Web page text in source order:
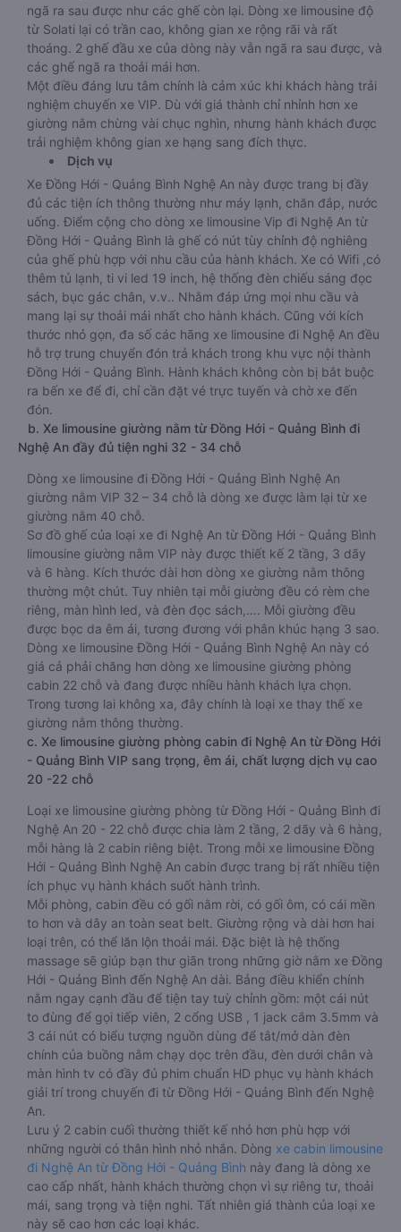
ngã ra sau được như các ghế còn lại. Dòng xe limousine độ
từ Solati lại có trần cao, không gian xe rộng rãi và rất
thoáng. 2 ghế đầu xe của dòng này vẫn ngã ra sau được, và
các ghế ngã ra thoải mái hơn.
Một điều đáng lưu tâm chính là cảm xúc khi khách hàng trải
nghiệm chuyến xe VIP. Dù với giá thành chỉ nhỉnh hơn xe
giường nằm chừng vài chục nghìn, nhưng hành khách được
trải nghiệm không gian xe hạng sang đích thực.
Dịch vụ
Xe Đồng Hới - Quảng Bình Nghệ An này được trang bị đầy
đủ các tiện ích thông thường như máy lạnh, chăn đắp, nước
uống. Điểm cộng cho dòng xe limousine Vip đi Nghệ An từ
Đồng Hới - Quảng Bình là ghế có nút tùy chỉnh độ nghiêng
của ghế phù hợp với nhu cầu của hành khách. Xe có Wifi ,có
thêm tủ lạnh, ti vi led 19 inch, hệ thống đèn chiếu sáng đọc
sách, bục gác chân, v.v.. Nhằm đáp ứng mọi nhu cầu và
mang lại sự thoải mái nhất cho hành khách. Cũng với kích
thước nhỏ gọn, đa số các hãng xe limousine đi Nghệ An đều
hỗ trợ trung chuyển đón trả khách trong khu vực nội thành
Đồng Hới - Quảng Bình. Hành khách không còn bị bắt buộc
ra bến xe để đi, chỉ cần đặt vé trực tuyến và chờ xe đến
đón.
b. Xe limousine giường nằm từ Đồng Hới - Quảng Bình đi
Nghệ An đầy đủ tiện nghi 32 - 34 chỗ
Dòng xe limousine đi Đồng Hới - Quảng Bình Nghệ An
giường nằm VIP 32 – 34 chỗ là dòng xe được làm lại từ xe
giường nằm 40 chỗ.
Sơ đồ ghế của loại xe đi Nghệ An từ Đồng Hới - Quảng Bình
limousine giường nằm VIP này được thiết kế 2 tầng, 3 dãy
và 6 hàng. Kích thước dài hơn dòng xe giường nằm thông
thường một chút. Tuy nhiên tại mỗi giường đều có rèm che
riêng, màn hình led, và đèn đọc sách,…. Mỗi giường đều
được bọc da êm ái, tương đương với phân khúc hạng 3 sao.
Dòng xe limousine Đồng Hới - Quảng Bình Nghệ An này có
giá cả phải chăng hơn dòng xe limousine giường phòng
cabin 22 chỗ và đang được nhiều hành khách lựa chọn.
Trong tương lai không xa, đây chính là loại xe thay thế xe
giường nằm thông thường.
c. Xe limousine giường phòng cabin đi Nghệ An từ Đồng Hới
- Quảng Bình VIP sang trọng, êm ái, chất lượng dịch vụ cao
20 -22 chỗ
Loại xe limousine giường phòng từ Đồng Hới - Quảng Bình đi
Nghệ An 20 - 22 chỗ được chia làm 2 tầng, 2 dãy và 6 hàng,
mỗi hàng là 2 cabin riêng biệt. Trong mỗi xe limousine Đồng
Hới - Quảng Bình Nghệ An cabin được trang bị rất nhiều tiện
ích phục vụ hành khách suốt hành trình.
Mỗi phòng, cabin đều có gối nằm rời, có gối ôm, có cái mền
to hơn và dây an toàn seat belt. Giường rộng và dài hơn hai
loại trên, có thể lăn lộn thoải mái. Đặc biệt là hệ thống
massage sẽ giúp bạn thư giãn trong những giờ nằm xe Đồng
Hới - Quảng Bình đến Nghệ An dài. Bảng điều khiển chính
nằm ngay cạnh đầu để tiện tay tuỳ chỉnh gồm: một cái nút
to đùng để gọi tiếp viên, 2 cổng USB , 1 jack cắm 3.5mm và
3 cái nút có biểu tượng nguồn dùng để tắt/mở dàn đèn
chính của buồng nằm chạy dọc trên đầu, đèn dưới chân và
màn hình tv có đầy đủ phim chuẩn HD phục vụ hành khách
giải trí trong chuyến đi từ Đồng Hới - Quảng Bình đến Nghệ
An.
Lưu ý 2 cabin cuối thường thiết kế nhỏ hơn phù hợp với
những người có thân hình nhỏ nhắn. Dòng xe cabin limousine
đi Nghệ An từ Đồng Hới - Quảng Bình này đang là dòng xe
cao cấp nhất, hành khách thường chọn vì sự riêng tư, thoải
mái, sang trọng và tiện nghi. Tất nhiên giá thành của loại xe
này sẽ cao hơn các loại khác.